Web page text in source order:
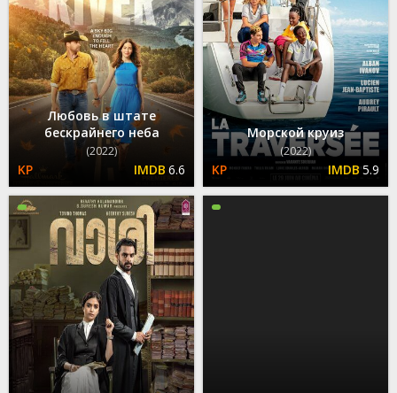
Любовь в штате
бескрайнего неба
(2022)
6.6
Морской круиз
(2022)
5.9